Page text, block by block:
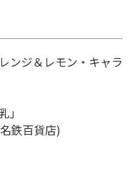
ンジ＆レモン・キャラ
」
鉄百貨店)